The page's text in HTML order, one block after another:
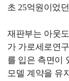
초 25억원이었
재판부는 아웃
가 가로세로연
를 입은 측면이
모델 계약을 유